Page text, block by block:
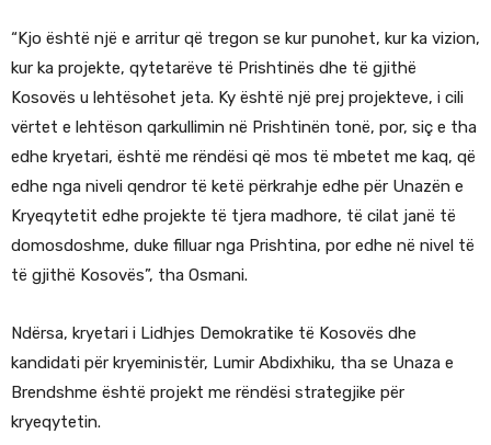
“Kjo është një e arritur që tregon se kur punohet, kur ka vizion,
kur ka projekte, qytetarëve të Prishtinës dhe të gjithë
Kosovës u lehtësohet jeta. Ky është një prej projekteve, i cili
vërtet e lehtëson qarkullimin në Prishtinën tonë, por, siç e tha
edhe kryetari, është me rëndësi që mos të mbetet me kaq, që
edhe nga niveli qendror të ketë përkrahje edhe për Unazën e
Kryeqytetit edhe projekte të tjera madhore, të cilat janë të
domosdoshme, duke filluar nga Prishtina, por edhe në nivel të
të gjithë Kosovës”, tha Osmani.
Ndërsa, kryetari i Lidhjes Demokratike të Kosovës dhe
kandidati për kryeministër, Lumir Abdixhiku, tha se Unaza e
Brendshme është projekt me rëndësi strategjike për
kryeqytetin.